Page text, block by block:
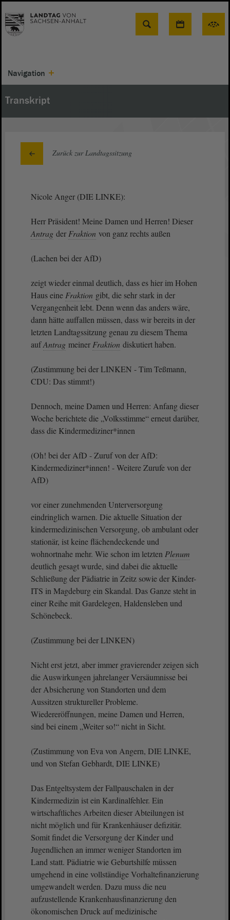
Suche
Navigation
Transkript
Zurück zur Landtagssitzung
Nicole Anger (DIE LINKE):
Herr Präsident! Meine Damen und Herren! Dieser
Antrag der Fraktion von ganz rechts außen
(Lachen bei der AfD)
zeigt wieder einmal deutlich, dass es hier im Hohen
Haus eine Fraktion gibt, die sehr stark in der
Vergangenheit lebt. Denn wenn das anders wäre,
dann hätte auffallen müssen, dass wir bereits in der
letzten Landtagssitzung genau zu diesem Thema
aufAntrag meiner Fraktion diskutiert haben.
(Zustimmung bei der LINKEN - Tim Teßmann,
CDU: Das stimmt!)
Dennoch, meine Damen und Herren: Anfang dieser
Woche berichtete die „Volksstimme“ erneut darüber,
dass die Kindermediziner*innen
(Oh! bei der AfD - Zuruf von der AfD:
Kindermediziner*innen! - Weitere Zurufe von der
AfD)
vor einer zunehmenden Unterversorgung
eindringlich warnen. Die aktuelle Situation der
kindermedizinischen Versorgung, ob ambulant oder
stationär, ist keine flächendeckende und
wohnortnahe mehr. Wie schon im letzten Plenum
deutlich gesagt wurde, sind dabei die aktuelle
Schließung der Pädiatrie in Zeitz sowie der Kinder-
ITS in Magdeburg ein Skandal. Das Ganze steht in
einer Reihe mit Gardelegen, Haldensleben und
Schönebeck.
(Zustimmung bei der LINKEN)
Nicht erst jetzt, aber immer gravierender zeigen sich
die Auswirkungen jahrelanger Versäumnisse bei
der Absicherung von Standorten und dem
Aussitzen struktureller Probleme.
Wiedereröffnungen, meine Damen und Herren,
sind bei einem „Weiter so!“ nicht in Sicht.
(Zustimmung von Eva von Angern, DIE LINKE,
und von Stefan Gebhardt, DIE LINKE)
Das Entgeltsystem der Fallpauschalen in der
Kindermedizin ist ein Kardinalfehler. Ein
wirtschaftliches Arbeiten dieser Abteilungen ist
nicht möglich und für Krankenhäuser defizitär.
Somit findet die Versorgung der Kinder und
Jugendlichen an immer weniger Standorten im
Land statt. Pädiatrie wie Geburtshilfe müssen
umgehend in eine vollständige Vorhaltefinanzierung
umgewandelt werden. Dazu muss die neu
aufzustellende Krankenhausfinanzierung den
ökonomischen Druck auf medizinische